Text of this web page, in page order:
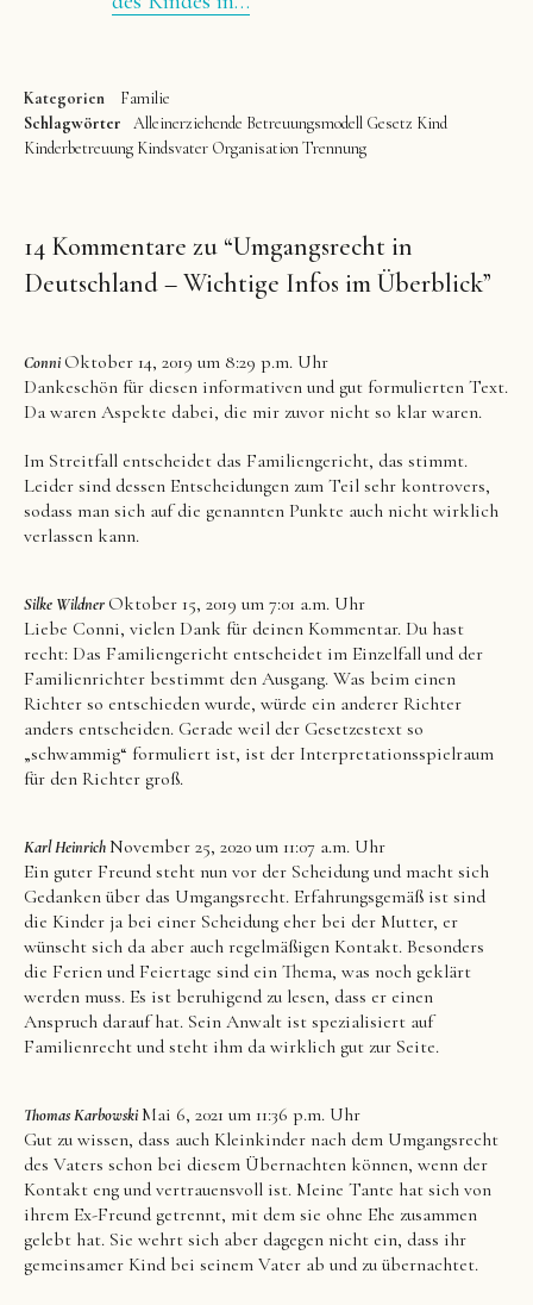
Kategorien
Familie
Schlagwörter
Alleinerziehende Betreuungsmodell Gesetz Kind
Kinderbetreuung Kindsvater OrganisationTrennung
14 Kommentare zu “Umgangsrecht in
Deutschland – Wichtige Infos im Überblick”
Conni Oktober 14, 2019 um 8:29 p.m. Uhr
Dankeschön für diesen informativen und gut formulierten Text.
Da waren Aspekte dabei, die mir zuvor nicht so klar waren.
Im Streitfall entscheidet das Familiengericht, das stimmt.
Leider sind dessen Entscheidungen zum Teil sehr kontrovers,
sodass man sich auf die genannten Punkte auch nicht wirklich
verlassen kann.
Silke Wildner Oktober 15, 2019 um 7:01 a.m. Uhr
Liebe Conni, vielen Dank für deinen Kommentar. Du hast
recht: Das Familiengericht entscheidet im Einzelfall und der
Familienrichter bestimmt den Ausgang. Was beim einen
Richter so entschieden wurde, würde ein anderer Richter
anders entscheiden. Gerade weil der Gesetzestext so
„schwammig“ formuliert ist, ist der Interpretationsspielraum
für den Richter groß.
Karl Heinrich November 25, 2020 um 11:07 a.m. Uhr
Ein guter Freund steht nun vor der Scheidung und macht sich
Gedanken über das Umgangsrecht. Erfahrungsgemäß ist sind
die Kinder ja bei einer Scheidung eher bei der Mutter, er
wünscht sich da aber auch regelmäßigen Kontakt. Besonders
die Ferien und Feiertage sind ein Thema, was noch geklärt
werden muss. Es ist beruhigend zu lesen, dass er einen
Anspruch darauf hat. Sein Anwalt ist spezialisiert auf
Familienrecht und steht ihm da wirklich gut zur Seite.
Thomas Karbowski Mai 6, 2021 um 11:36 p.m. Uhr
Gut zu wissen, dass auch Kleinkinder nach dem Umgangsrecht
des Vaters schon bei diesem Übernachten können, wenn der
Kontakt eng und vertrauensvoll ist. Meine Tante hat sich von
ihrem Ex-Freund getrennt, mit dem sie ohne Ehe zusammen
gelebt hat. Sie wehrt sich aber dagegen nicht ein, dass ihr
gemeinsamer Kind bei seinem Vater ab und zu übernachtet.